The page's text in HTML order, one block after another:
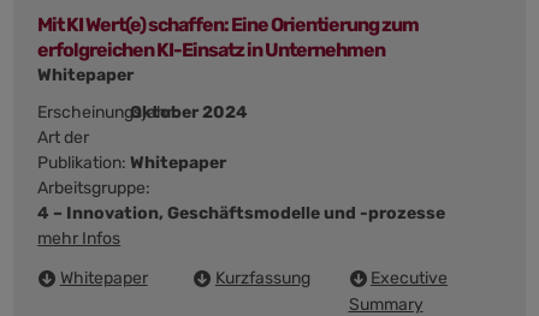
Mit KI Wert(e) schaffen: Eine Orientierung zum
erfolgreichen KI-Einsatz in Unternehmen
Whitepaper
Erscheinungsjahr:Oktober 2024
Art der
Publikation: Whitepaper
Arbeitsgruppe:
4 – Innovation, Geschäftsmodelle und -prozesse
mehr Infos
Whitepaper
Kurzfassung
Executive
Summary